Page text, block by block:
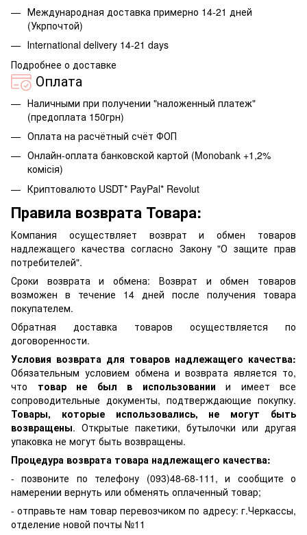
Международная доставка примерно 14-21 дней
(Укрпочтой)
Іnternational delivery 14-21 days
Подробнее о доставке
Оплата
Наличными при получении "наложенный платеж"
(предоплата 150грн)
Оплата на расчётный счёт ФОП
Онлайн-оплата банковской картой (Monobank +1,2%
комісія)
Криптовалюто USDT* PayPal* Revolut
Правила возврата Товара:
Компания осуществляет возврат и обмен товаров
надлежащего качества согласно Закону "О защите прав
потребителей".
Сроки возврата и обмена: Возврат и обмен товаров
возможен в течение 14 дней после получения товара
покупателем.
Обратная доставка товаров осуществляется по
договоренности.
Условия возврата для товаров надлежащего качества:
Обязательным условием обмена и возврата является то,
что товар не был в использовании и имеет все
сопроводительные документы, подтверждающие покупку.
Товары, которые использовались, не могут быть
возвращены. Открытые пакетики, бутылочки или другая
упаковка не могут быть возвращены.
Процедура возврата товара надлежащего качества:
- позвоните по телефону (093)48-68-111, и сообщите о
намерении вернуть или обменять оплаченный товар;
- отправьте нам товар перевозчиком по адресу: г.Черкассы,
отделение новой почты №11